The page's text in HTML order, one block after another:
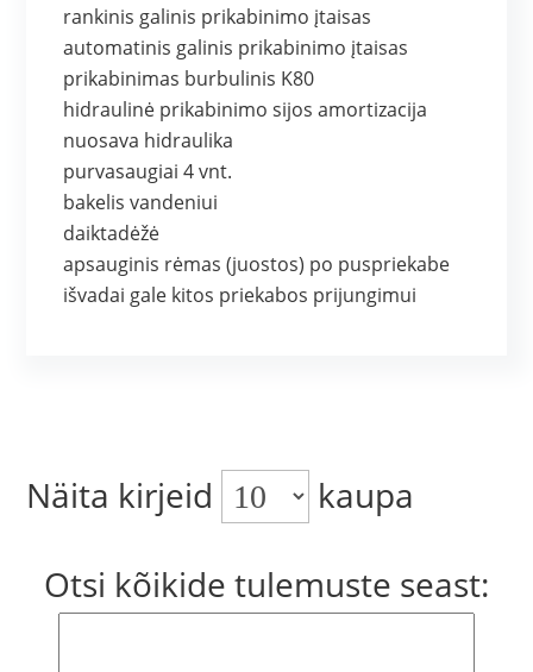
rankinis galinis prikabinimo įtaisas
automatinis galinis prikabinimo įtaisas
prikabinimas burbulinis K80
hidraulinė prikabinimo sijos amortizacija
nuosava hidraulika
purvasaugiai 4 vnt.
bakelis vandeniui
daiktadėžė
apsauginis rėmas (juostos) po puspriekabe
išvadai gale kitos priekabos prijungimui
Näita kirjeid
kaupa
Otsi kõikide tulemuste seast: